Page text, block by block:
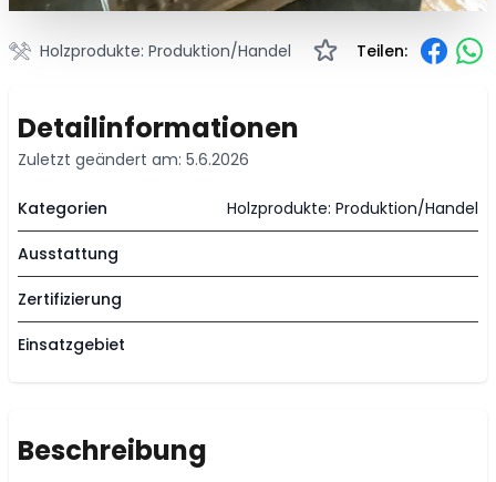
Holzprodukte: Produktion/Handel Teilen:
Detailinformationen
Zuletzt geändert am: 5.6.2026
Kategorien Holzprodukte: Produktion/Handel
Ausstattung
Zertifizierung
Einsatzgebiet
Beschreibung